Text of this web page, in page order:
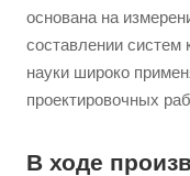
основана на
составлении систем
науки широко
проектировочных
В ходе